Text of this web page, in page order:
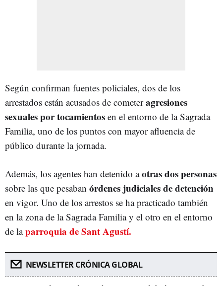
Según confirman fuentes policiales, dos de los
arrestados están acusados de cometeragresiones
sexuales por tocamientos en el entorno de la Sagrada
Familia, uno de los puntos con mayor afluencia de
público durante la jornada.
Además, los agentes han detenido aotras dos personas
sobre las que pesaban órdenes judiciales de detención
en vigor. Uno de los arrestos se ha practicado también
en la zona de la Sagrada Familia y el otro en el entorno
de laparroquia de Sant Agustí.
NEWSLETTER CRÓNICA GLOBAL